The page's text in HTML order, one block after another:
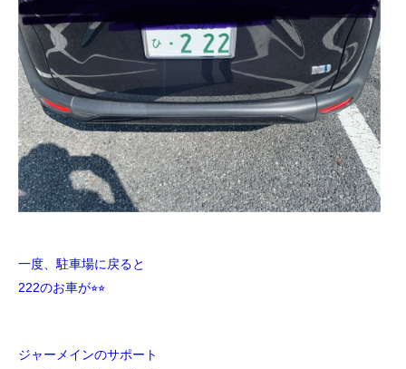
一度、駐車場に戻ると
222のお車が⭐︎⭐︎
ジャーメインのサポート